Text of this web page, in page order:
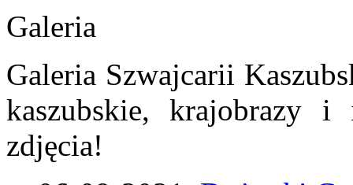
Galeria
Galeria Szwajcarii
kaszubskie, krajobrazy
zdjęcia!